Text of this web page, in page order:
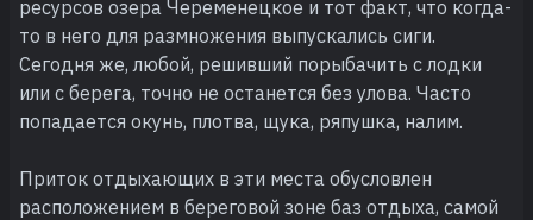
ресурсов озера Череменецкое и тот факт, что когда-
то в него для размножения выпускались сиги.
Сегодня же, любой, решивший порыбачить с лодки
или с берега, точно не останется без улова. Часто
попадается окунь, плотва, щука, ряпушка, налим.
Приток отдыхающих в эти места обусловлен
расположением в береговой зоне баз отдыха, самой